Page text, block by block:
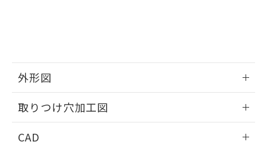
外形図
取りつけ穴加工図
CAD
および当社の共同利用者が、当社の製
引・商談に必要な範囲で利用すること
をご了承ください。
※当社の共同利用者とは、
下記の非含有証明書をダウンロードするこ
とができます。
EU RoHS指令（10物質）の非含有証明書
51物質の非含有証明書（当社基準）